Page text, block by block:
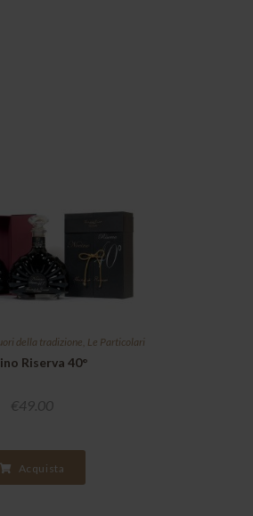
della tradizione Le Particolari
Riserva 40°
€49.00
Acquista